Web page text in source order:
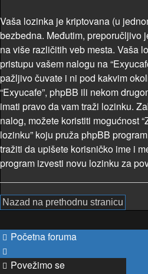
Vaša lozinka je kriptovana (u
bezbedna. Međutim, preporučljivo
na više različitih veb mesta. Vaša
pristupu vašem nalogu na
pažljivo čuvate i ni pod kakvim
“Exyucafe”, phpBB ili nekom
imati pravo da vam traži lozinku.
nalog, možete koristiti mogućnost
lozinku” koju pruža phpBB
tražiti da upišete korisničko ime i
program izvesti novu lozinku za
Nazad na prethodnu stranicu
Početna foruma
Povežimo se